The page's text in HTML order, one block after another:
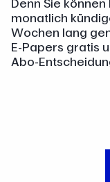
monatlich
Wochen lang
E-Papers gratis
Abo-